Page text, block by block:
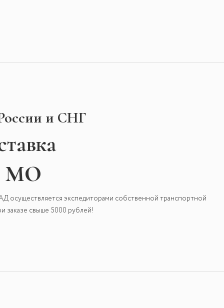
и СНГ
МО
осуществляется экспедиторами собственной транспортной
заказе свыше 5000 рублей!